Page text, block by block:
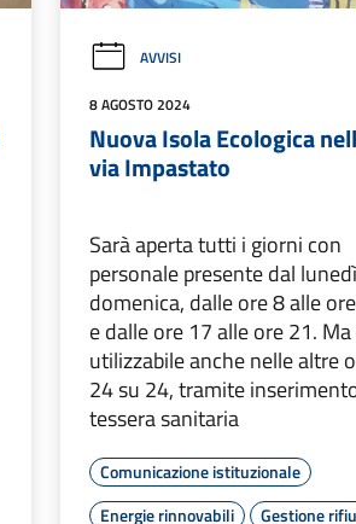
AVVISI
8 AGOSTO 2024
Nuova Isola Ecologica
via Impastato
Sarà aperta tutti i giorni con
personale presente dal
domenica, dalle ore 8 alle
e dalle ore 17 alle ore 21.
utilizzabile anche nelle altre
24 su 24, tramite
tessera sanitaria
Comunicazione istituzionale
Energie rinnovabili
Gestione